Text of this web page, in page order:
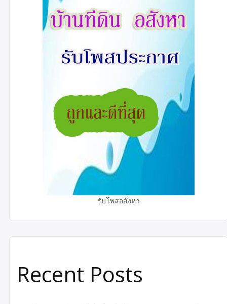
รับโพสอสังหา
Recent Posts